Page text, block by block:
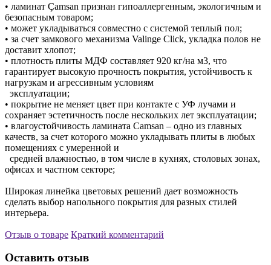
• ламинат Çamsan признан гипоаллергенным, экологичным и
безопасным товаром;
• может укладываться совместно с системой теплый пол;
• за счет замкового механизма Valinge Click, укладка полов не
доставит хлопот;
• плотность плиты МДФ составляет 920 кг/на м3, что
гарантирует высокую прочность покрытия, устойчивость к
нагрузкам и агрессивным условиям
эксплуатации;
• покрытие не меняет цвет при контакте с УФ лучами и
сохраняет эстетичность после нескольких лет эксплуатации;
• влагоустойчивость ламината Camsan – одно из главных
качеств, за счет которого можно укладывать плиты в любых
помещениях с умеренной и
средней влажностью, в том числе в кухнях, столовых зонах,
офисах и частном секторе;
Широкая линейка цветовых решений дает возможность
сделать выбор напольного покрытия для разных стилей
интерьера.
Отзыв о товаре Краткий комментарий
Оставить отзыв